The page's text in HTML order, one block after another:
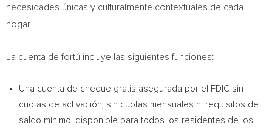
necesidades únicas y culturalmente contextuales de cada
hogar.
La cuenta de fortú incluye las siguientes funciones:
Una cuenta de cheque gratis asegurada por el FDIC sin
cuotas de activación, sin cuotas mensuales ni requisitos de
saldo mínimo, disponible para todos los residentes de los